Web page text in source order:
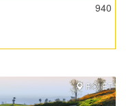
940
ROI ET